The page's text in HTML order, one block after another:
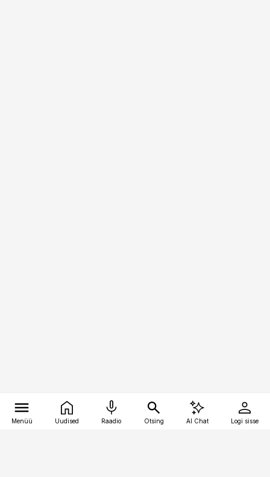
Menüü Uudised Raadio Otsing AI Chat Logi sisse